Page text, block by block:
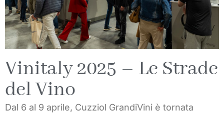
Vinitaly 2025 – Le Strade
del Vino
Dal 6 al 9 aprile, Cuzziol GrandiVini è tornata